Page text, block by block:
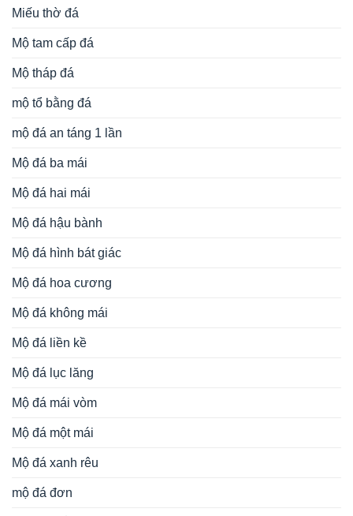
Miếu thờ đá
Mộ tam cấp đá
Mộ tháp đá
mộ tổ bằng đá
mộ đá an táng 1 lần
Mộ đá ba mái
Mộ đá hai mái
Mộ đá hậu bành
Mộ đá hình bát giác
Mộ đá hoa cương
Mộ đá không mái
Mộ đá liền kề
Mộ đá lục lăng
Mộ đá mái vòm
Mộ đá một mái
Mộ đá xanh rêu
mộ đá đơn